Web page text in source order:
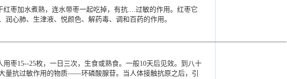
红枣加水煮熟，连水带枣一起吃掉，有抗....过敏的作用。红枣它
润心肺、生津液、悦颜色、解药毒、调和百药的作用。
枣15--25枚，一日三次，生食或熟食。一般10天后见效。到八十
量抗过敏作用的物质――环磷酸腺苷。当人体接触抗原之后，引